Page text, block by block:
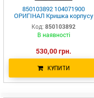
850103892 104071900
ОРИГІНАЛ Кришка корпусу
підшипника борони Gregoire
Besson T008029-1
Код: 850103892
В наявності
530,00 грн.
КУПИТИ